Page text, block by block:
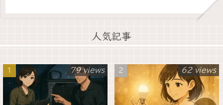
人気記事
79 views 62 views